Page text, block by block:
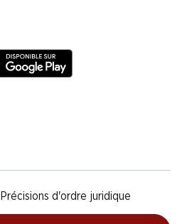
Précisions d'ordre juridique
des donnéesNotice légaleCG